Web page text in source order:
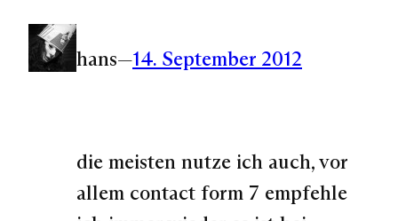
hans—14. September 2012
die meisten nutze ich auch, vor
allem contact form 7 empfehle